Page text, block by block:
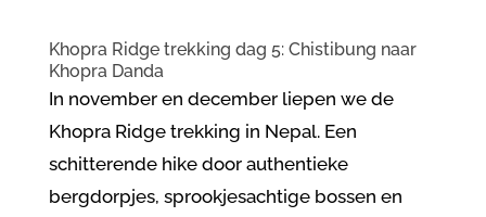
Khopra Ridge trekking dag 5: Chistibung naar
Khopra Danda
In november en december liepen we de
Khopra Ridge trekking in Nepal. Een
schitterende hike door authentieke
bergdorpjes, sprookjesachtige bossen en